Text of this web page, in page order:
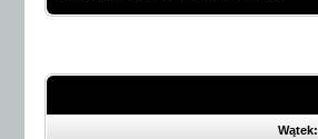
Wątek: